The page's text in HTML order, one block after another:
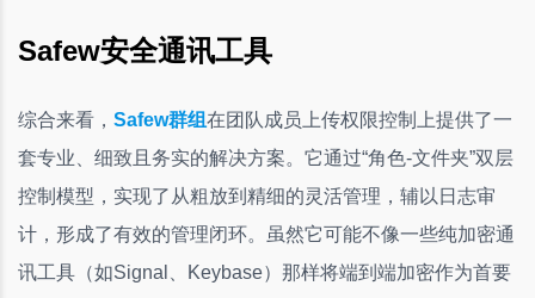
Safew安全通讯工具
综合来看， Safew群组在团队成员上传权限控制上提供了一
套专业、细致且务实的解决方案。它通过“角色-文件夹”双层
控制模型，实现了从粗放到精细的灵活管理，辅以日志审
计，形成了有效的管理闭环。虽然它可能不像一些纯加密通
讯工具（如Signal、Keybase）那样将端到端加密作为首要